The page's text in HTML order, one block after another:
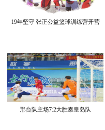
19年坚守 张正公益篮球训练营开营
邢台队主场7:2大胜秦皇岛队